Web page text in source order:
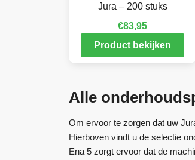
Jura – 200 stuks
€83,95
Product bekijken
Alle
Om ervoor te zorgen dat uw
Hierboven vindt u de selectie
Ena 5 zorgt ervoor dat de